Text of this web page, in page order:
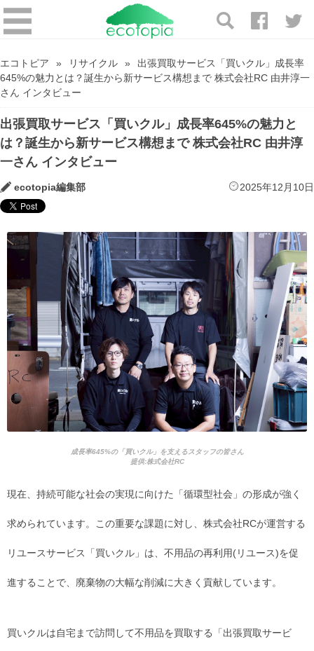
エコトピア リサイクル
出張買取サービス「買いクル」成長率
645%の魅力とは？誕生から新サービス構想まで 株式会社RC 由井淳一
さん インタビュー
出張買取サービス「買いクル」成長率645%の魅力と
は？誕生から新サービス構想まで 株式会社RC 由井淳
一さん インタビュー
ecotopia編集部 2025年12月10日
成長率645%の「買いクル」を支えるスタッフの皆さん
提供:株式会社RC
現在、持続可能な社会の実現に向けた「循環型社会」の形成が強く
求められています。この重要な課題に対し、株式会社RCが運営する
リユースサービス「買いクル」は、不用品の再利用(リユース)を促
進することで、廃棄物の大幅な削減に大きく貢献しています。
買いクルは自宅まで訪問して不用品を買取する「出張買取サービ